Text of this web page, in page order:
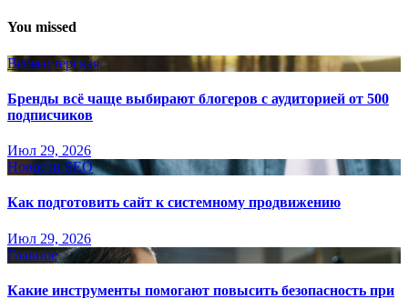
You missed
Вебмастерская
Бренды всё чаще выбирают блогеров с аудиторией от 500
подписчиков
Июл 29, 2026
Новости SEO
Как подготовить сайт к системному продвижению
Июл 29, 2026
Главное
Какие инструменты помогают повысить безопасность при